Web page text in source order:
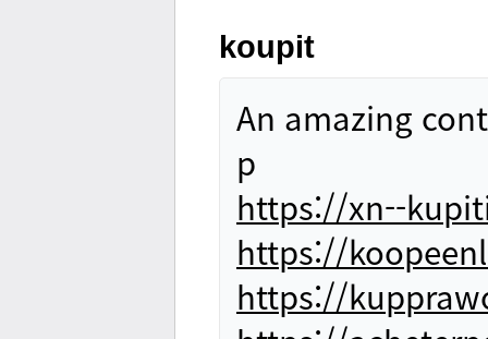
koupit
An amazing
p
https://xn--
https://
https://